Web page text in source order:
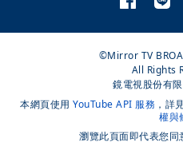
©Mirror TV
All Rights
鏡電視股份有
本網頁使用 YouTube API 服務 ，詳
權與
瀏覽此頁面即代表您